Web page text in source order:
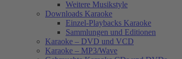
Weitere Musikstyle
Downloads Karaoke
Einzel-Playbacks Karaoke
Sammlungen und Editionen
Karaoke – DVD und VCD
Karaoke – MP3/Wave